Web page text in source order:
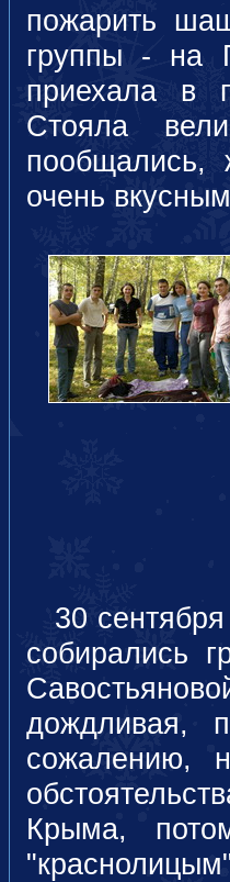
пожарить
группы - на
приехала в
Стояла
пообщались,
очень
30 сентября
собирались
дождливая,
сожалению,
Крыма,